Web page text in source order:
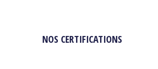
NOS CERTIFICATIONS